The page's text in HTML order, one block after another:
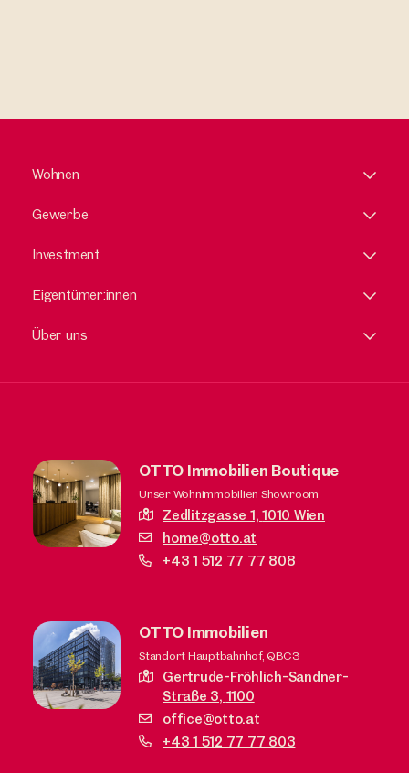
Wohnen
Gewerbe
Investment
Eigentümer:innen
Über uns
OTTO Immobilien Boutique
Unser Wohnimmobilien Showroom
Zedlitzgasse 1,1010 Wien
home@otto.at
+43 1 512 77 77 808
OTTO Immobilien
Standort Hauptbahnhof, QBC3
Gertrude-Fröhlich-Sandner-
Straße 3, 1100
office@otto.at
+43 1 512 77 77 803